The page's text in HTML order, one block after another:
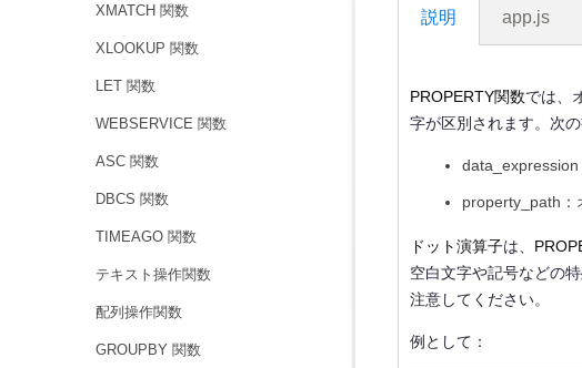
XMATCH 関数
XLOOKUP 関数
LET 関数
WEBSERVICE 関数
ASC 関数
DBCS 関数
TIMEAGO 関数
テキスト操作関数
配列操作関数
GROUPBY 関数
説明 app.js
PROPERTY関数では、
字が区別されます。次
data_expression
property_path：
ドット演算子は、
空白文字や記号などの
注意してください。
例として：